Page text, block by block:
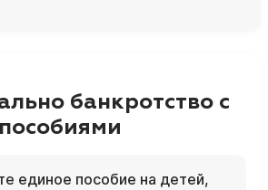
банкротство с
единое пособие на детей,